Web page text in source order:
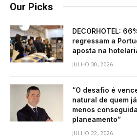
Our Picks
DECORHOTEL:
regressam a
aposta na
JULHO 30, 2026
“O desafio é
natural de quem
menos
planeamento”
JULHO 22, 2026